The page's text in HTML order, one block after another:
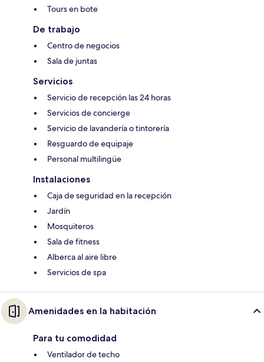
Tours en bote
De trabajo
Centro de negocios
Sala de juntas
Servicios
Servicio de recepción las 24 horas
Servicios de concierge
Servicio de lavandería o tintorería
Resguardo de equipaje
Personal multilingüe
Instalaciones
Caja de seguridad en la recepción
Jardín
Mosquiteros
Sala de fitness
Alberca al aire libre
Servicios de spa
Amenidades en la habitación
Para tu comodidad
Ventilador de techo